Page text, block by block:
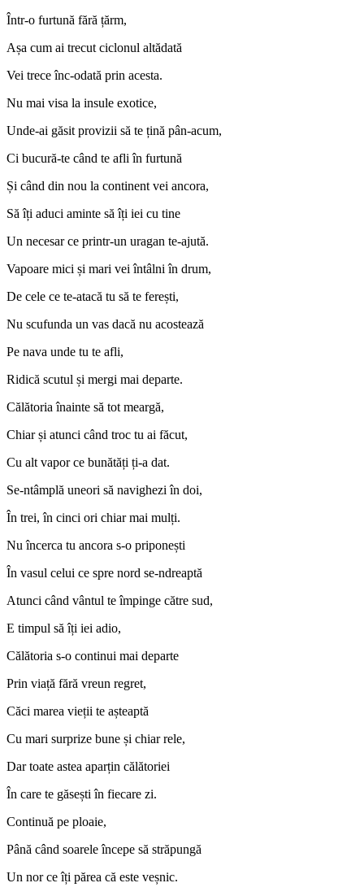
Într-o furtună fără țărm,
Așa cum ai trecut ciclonul altădată
Vei trece înc-odată prin acesta.
Nu mai visa la insule exotice,
Unde-ai găsit provizii să te țină pân-acum,
Ci bucură-te când te afli în furtună
Și când din nou la continent vei ancora,
Să îți aduci aminte să îți iei cu tine
Un necesar ce printr-un uragan te-ajută.
Vapoare mici și mari vei întâlni în drum,
De cele ce te-atacă tu să te ferești,
Nu scufunda un vas dacă nu acostează
Pe nava unde tu te afli,
Ridică scutul și mergi mai departe.
Călătoria înainte să tot meargă,
Chiar și atunci când troc tu ai făcut,
Cu alt vapor ce bunătăți ți-a dat.
Se-ntâmplă uneori să navighezi în doi,
În trei, în cinci ori chiar mai mulți.
Nu încerca tu ancora s-o priponești
În vasul celui ce spre nord se-ndreaptă
Atunci când vântul te împinge către sud,
E timpul să îți iei adio,
Călătoria s-o continui mai departe
Prin viață fără vreun regret,
Căci marea vieții te așteaptă
Cu mari surprize bune și chiar rele,
Dar toate astea aparțin călătoriei
În care te găsești în fiecare zi.
Continuă pe ploaie,
Până când soarele începe să străpungă
Un nor ce îți părea că este veșnic.